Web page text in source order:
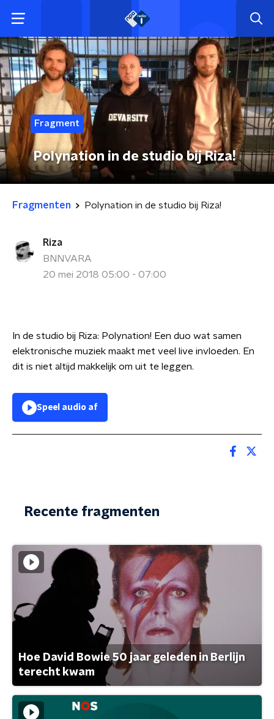
Fragment
Polynation in de studio bij Riza!
Fragmenten Polynation in de studio bij Riza!
Riza
BNNVARA
20 mei 2018 05:00 - 07:00
In de studio bij Riza: Polynation! Een duo wat samen
elektronische muziek maakt met veel live invloeden. En
dit is niet altijd makkelijk om uit te leggen.
Speel audio af
Recente fragmenten
Hoe David Bowie 50 jaar geleden in Berlijn
terecht kwam